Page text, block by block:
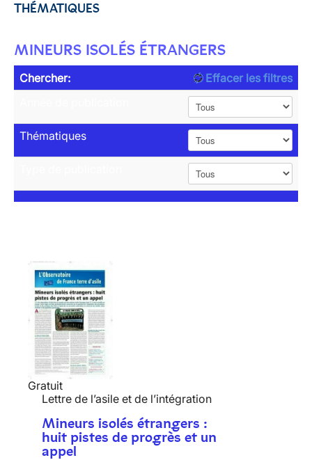
THÉMATIQUES
MINEURS ISOLÉS ÉTRANGERS
Chercher:
Effacer les filtres
Thématiques
Gratuit
Lettre de l’asile et de l’intégration
Mineurs isolés étrangers :
huit pistes de progrès et un
appel